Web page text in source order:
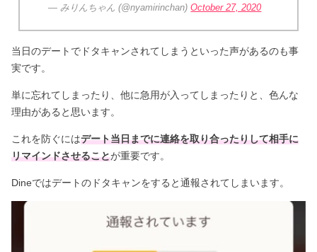
— みりんちゃん (@nyamirinchan)October 27, 2020
当日のデートでドタキャンされてしまうといった声があるのも事
実です。
単に忘れてしまったり、他に急用が入ってしまったりと、色んな
理由があると思います。
これを防ぐにはデート当日までに連絡を取り合ったりして相手に
リマインドさせることが重要です。
Dineではデートのドタキャンをすると通報されてしまいます。